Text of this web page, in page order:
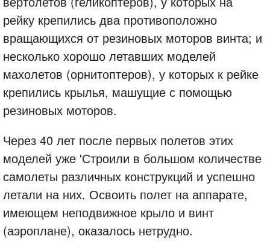
рейку крепились два противоположно
вращающихся от резиновых моторов винта; и
несколько хорошо летавших моделей
махолетов (орнитоптеров), у которых к рейке
крепились крылья, машущие с помощью
резиновых моторов.
Через 40 лет после первых полетов этих
моделей уже 'Строили в большом количестве
самолеты различных конструкций и успешно
летали на них. Освоить полет на аппарате,
имеющем неподвижное крыло и винт
(аэроплане), оказалось нетрудно.